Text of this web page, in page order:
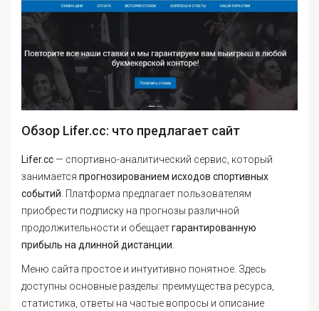
Обзор Lifer.cc: что предлагает сайт
Lifer.cc— спортивно-аналитический сервис, который
занимается прогнозированием исходов спортивных
событий . Платформа предлагает пользователям
приобрести подписку на прогнозы различной
продолжительности и обещаетгарантированную
прибыль на длинной дистанции
Меню сайта простое и интуитивно понятное. Здесь
доступны основные разделы: преимущества ресурса,
статистика, ответы на частые вопросы и описание